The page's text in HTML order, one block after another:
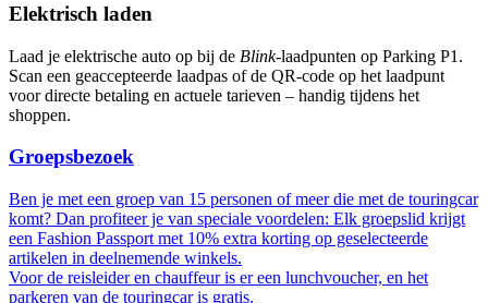
Elektrisch laden
Laad je elektrische auto op bij de Blink-laadpunten op Parking P1.
Scan een geaccepteerde laadpas of de QR-code op het laadpunt
voor directe betaling en actuele tarieven – handig tijdens het
shoppen.
Groepsbezoek
Ben je met een groep van 15 personen of meer die met de touringcar
komt? Dan profiteer je van speciale voordelen: Elk groepslid krijgt
een Fashion Passport met 10% extra korting op geselecteerde
artikelen in deelnemende winkels.
Voor de reisleider en chauffeur is er een lunchvoucher, en het
parkeren van de touringcar is gratis.